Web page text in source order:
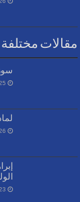
مقالات مختلفة
2025
2026
2023